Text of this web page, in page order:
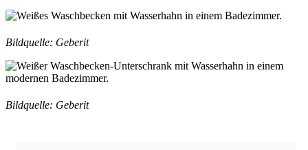
Bildquelle: Geberit
Bildquelle: Geberit